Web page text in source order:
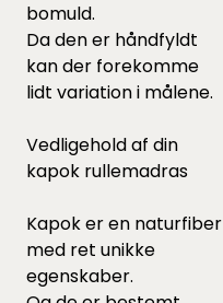
bomuld.
Da den er håndfyldt
kan der forekomme
lidt variation i målene.
Vedligehold af din
kapok rullemadras
Kapok er en naturfiber
med ret unikke
egenskaber.